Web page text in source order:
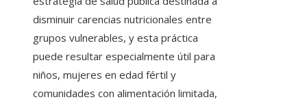
disminuir carencias nutricionales entre
grupos vulnerables, y esta práctica
puede resultar especialmente útil para
niños, mujeres en edad fértil y
comunidades con alimentación limitada,